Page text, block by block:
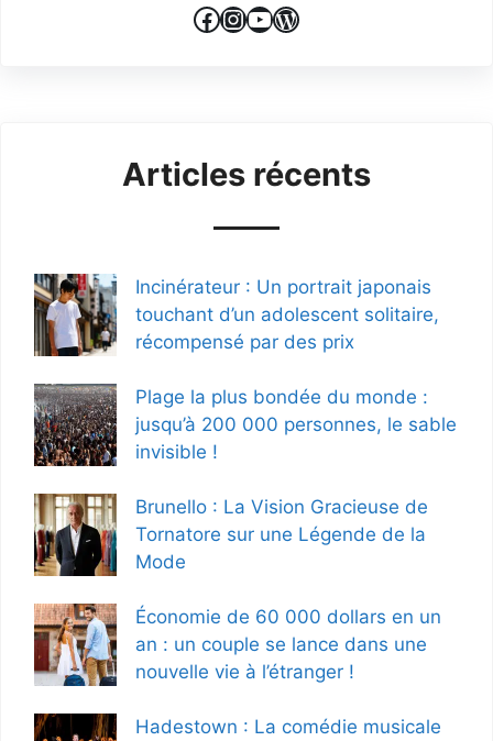
Facebook
Instagram
YouTube
WordPress
Articles récents
Incinérateur : Un portrait japonais
touchant d’un adolescent solitaire,
récompensé par des prix
Plage la plus bondée du monde :
jusqu’à 200 000 personnes, le sable
invisible !
Brunello : La Vision Gracieuse de
Tornatore sur une Légende de la
Mode
Économie de 60 000 dollars en un
an : un couple se lance dans une
nouvelle vie à l’étranger !
Hadestown : La comédie musicale